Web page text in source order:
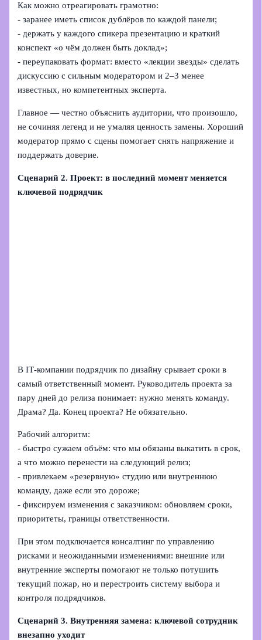
Как можно отреагировать грамотно:
- заранее иметь список дублёров по каждой панели;
- держать у каждого спикера презентацию и краткий
конспект «о чём должен быть доклад»;
- переупаковать формат: вместо «лекции звезды» сделать
дискуссию с сильным модератором и 2–3 менее
известных, но компетентных эксперта.
Главное — честно объяснить аудитории, что произошло,
не сочиняя легенд и не умаляя ценность замены. Хороший
модератор прямо с сцены помогает снять напряжение и
поддержать доверие.
Сценарий 2. Проект: в последний момент меняется
ключевой подрядчик
В IT‑компании подрядчик по дизайну срывает сроки в
самый ответственный момент. Руководитель проекта за
пару дней до релиза понимает: нужно менять команду.
Драма? Да. Конец проекта? Не обязательно.
Рабочий алгоритм:
- быстро сужаем объём: что мы обязаны выкатить в срок,
а что можно перенести на следующий релиз;
- привлекаем «резервную» студию или внутреннюю
команду, даже если это дороже;
- фиксируем изменения с заказчиком: обновляем сроки,
приоритеты, границы ответственности.
При этом подключается консалтинг по управлению
рисками и неожиданными изменениями: внешние или
внутренние эксперты помогают не только потушить
текущий пожар, но и перестроить систему выбора и
контроля подрядчиков.
Сценарий 3. Внутренняя замена: ключевой сотрудник
внезапно уходит